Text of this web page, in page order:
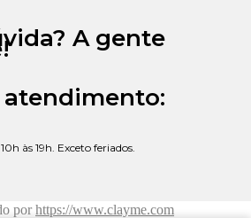
A gente
atendimento:
às 19h. Exceto feriados.
por https://www.clayme.com